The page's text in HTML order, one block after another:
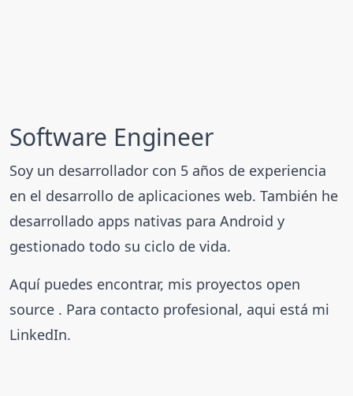
Software Engineer
Soy un desarrollador con 5 años de experiencia
en el desarrollo de aplicaciones web. También he
desarrollado apps nativas para Android y
gestionado todo su ciclo de vida.
Aquí puedes encontrar, mis proyectos open
source . Para contacto profesional, aqui está mi
LinkedIn.